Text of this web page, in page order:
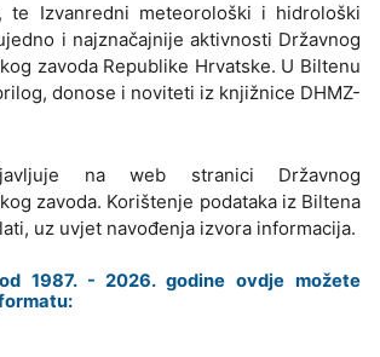
te Izvanredni meteorološki i hidrološki
i najznačajnije aktivnosti Državnog
zavoda Republike Hrvatske. U Biltenu
donose i noviteti iz knjižnice DHMZ-
na web stranici Državnog
zavoda. Korištenje podataka iz Biltena
uz uvjet navođenja izvora informacija.
1987. - 2026. godine ovdje možete